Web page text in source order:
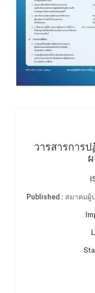
วารสารการ
Published : สมาคมผู้